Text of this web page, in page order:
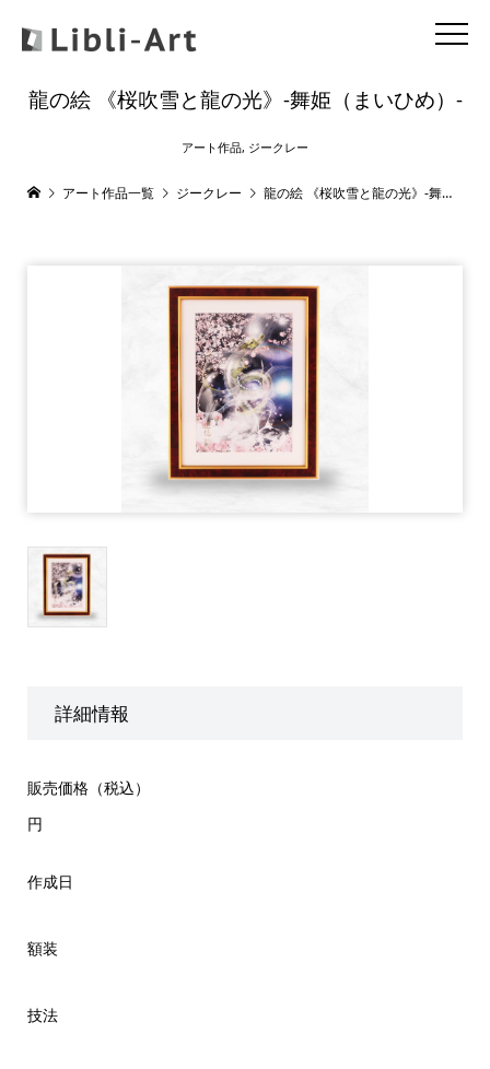
龍の絵 《桜吹雪と龍の光》-舞姫（まいひめ）-
アート作品, ジークレー
アート作品一覧 ジークレー 龍の絵 《桜吹雪と龍の光》-舞姫（まいひめ）-
詳細情報
販売価格（税込）
円
作成日
額装
技法